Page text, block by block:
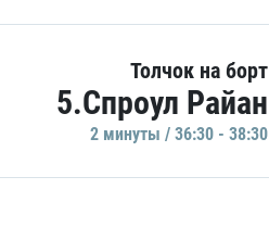
Толчок на борт
5.Спроул Райан
2 минуты / 36:30 - 38:30